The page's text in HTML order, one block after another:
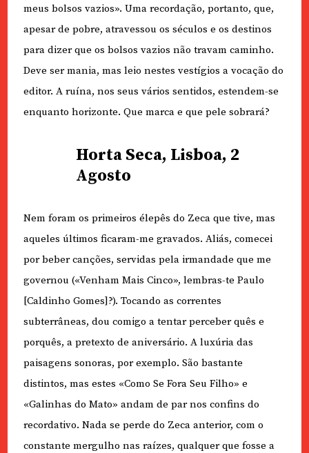
meus bolsos vazios». Uma recordação, portanto, que,
apesar de pobre, atravessou os séculos e os destinos
para dizer que os bolsos vazios não travam caminho.
Deve ser mania, mas leio nestes vestígios a vocação do
editor. A ruína, nos seus vários sentidos, estendem-se
enquanto horizonte. Que marca e que pele sobrará?
Horta Seca, Lisboa, 2
Agosto
Nem foram os primeiros élepês do Zeca que tive, mas
aqueles últimos ficaram-me gravados. Aliás, comecei
por beber canções, servidas pela irmandade que me
governou («Venham Mais Cinco», lembras-te Paulo
[Caldinho Gomes]?). Tocando as correntes
subterrâneas, dou comigo a tentar perceber quês e
porquês, a pretexto de aniversário. A luxúria das
paisagens sonoras, por exemplo. São bastante
distintos, mas estes «Como Se Fora Seu Filho» e
«Galinhas do Mato» andam de par nos confins do
recordativo. Nada se perde do Zeca anterior, com o
constante mergulho nas raízes, qualquer que fosse a